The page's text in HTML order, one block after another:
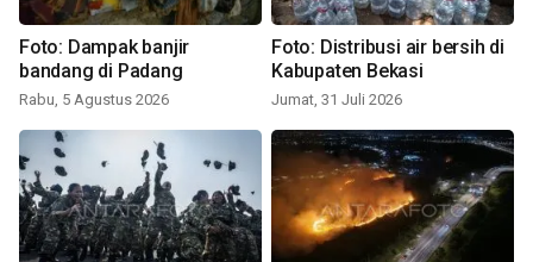
Foto: Dampak banjir
bandang di Padang
Rabu, 5 Agustus 2026
Foto: Distribusi air bersih di
Kabupaten Bekasi
Jumat, 31 Juli 2026